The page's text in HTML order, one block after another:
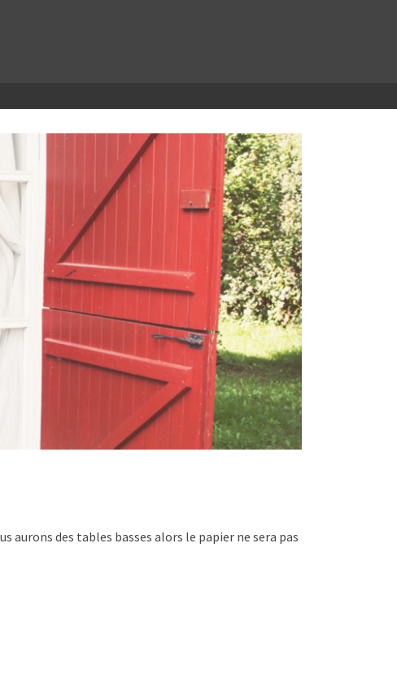
aurons des tables basses alors le papier ne sera pas